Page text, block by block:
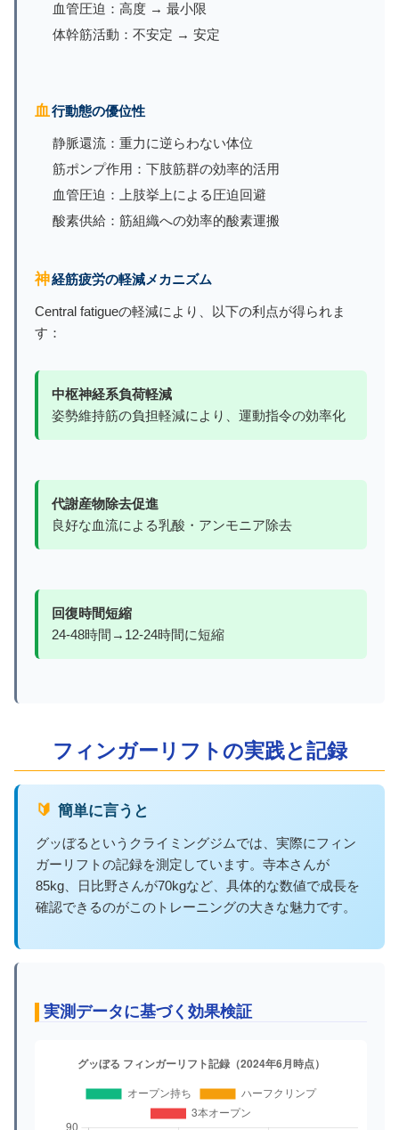
血管圧迫：高度 → 最小限
体幹筋活動：不安定 → 安定
血行動態の優位性
静脈還流：重力に逆らわない体位
筋ポンプ作用：下肢筋群の効率的活用
血管圧迫：上肢挙上による圧迫回避
酸素供給：筋組織への効率的酸素運搬
神経筋疲労の軽減メカニズム
Central fatigueの軽減により、以下の利点が得られま
す：
中枢神経系負荷軽減
姿勢維持筋の負担軽減により、運動指令の効率化
代謝産物除去促進
良好な血流による乳酸・アンモニア除去
回復時間短縮
24-48時間→12-24時間に短縮
フィンガーリフトの実践と記録
🔰 簡単に言うと
グッぼるというクライミングジムでは、実際にフィン
ガーリフトの記録を測定しています。寺本さんが
85kg、日比野さんが70kgなど、具体的な数値で成長を
確認できるのがこのトレーニングの大きな魅力です。
実測データに基づく効果検証